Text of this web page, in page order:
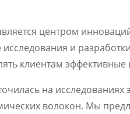
центром
и
клиентам
на
волокон. Мы